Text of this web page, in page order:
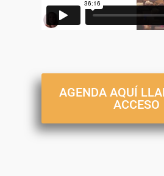
AGENDA AQUÍ
ACCESO